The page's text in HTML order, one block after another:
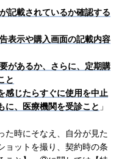
記載されているか確認する
表示や購入画面の記載内容
があるか、さらに、定期購
と
じたらすぐに使用を中止
に、医療機関を受診こと 」
時にそなえ、自分が見た
ョットを撮り、契約時の条